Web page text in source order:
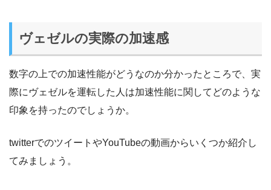
ヴェゼルの実際の加速感
数字の上での加速性能がどうなのか分かったところで、実
際にヴェゼルを運転した人は加速性能に関してどのような
印象を持ったのでしょうか。
twitterでのツイートやYouTubeの動画からいくつか紹介し
てみましょう。